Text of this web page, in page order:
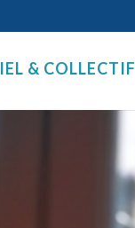
& COLLECTIF